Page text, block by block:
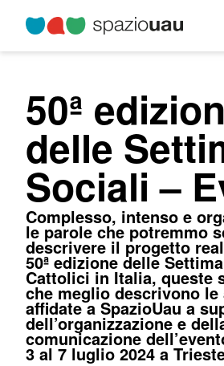
50ª
delle
Sociali –
Complesso, intenso e
le parole che potremmo
descrivere il progetto
50ª edizione delle
Cattolici in Italia, queste
che meglio descrivono
affidate a SpazioUau a
dell’organizzazione e
comunicazione
3 al 7 luglio 2024 a